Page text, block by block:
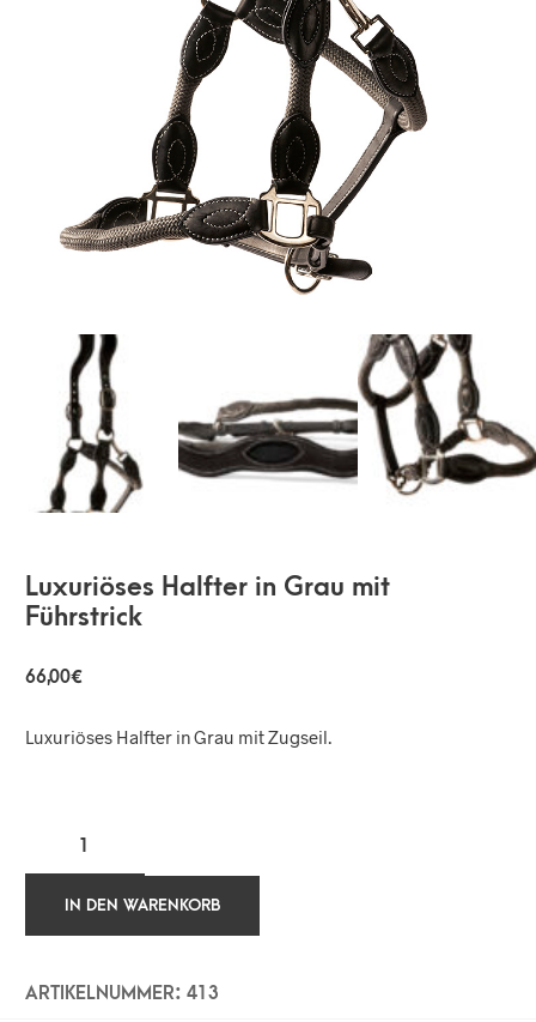
Luxuriöses Halfter in Grau mit
Führstrick
66,00€
Luxuriöses Halfter in Grau mit Zugseil.
IN DEN WARENKORB
ARTIKELNUMMER: 413